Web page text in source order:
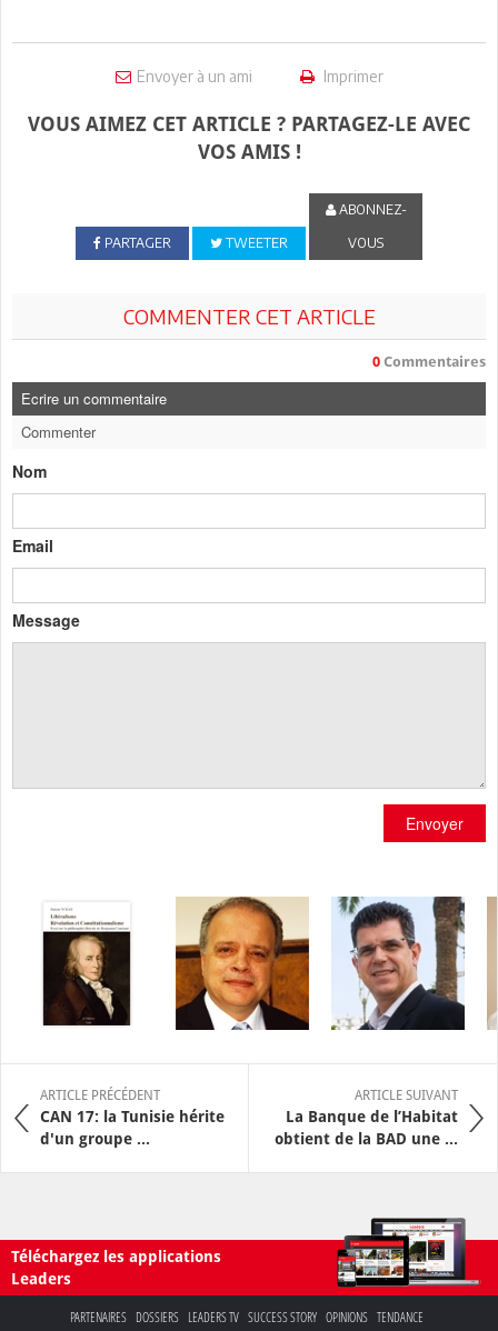
Envoyer à un ami Imprimer
VOUS AIMEZ CET ARTICLE ? PARTAGEZ-LE AVEC
VOS AMIS !
PARTAGER TWEETER
ABONNEZ-
VOUS
COMMENTER CET ARTICLE
0 Commentaires
Ecrire un commentaire
Commenter
Nom
Email
Message
Envoyer
ARTICLE PRÉCÉDENT
CAN 17: la Tunisie hérite
d'un groupe ...
ARTICLE SUIVANT
La Banque de l’Habitat
obtient de la BAD une ...
Téléchargez les applications
Leaders
PARTENAIRES DOSSIERS LEADERS TV SUCCESS STORY OPINIONS TENDANCE